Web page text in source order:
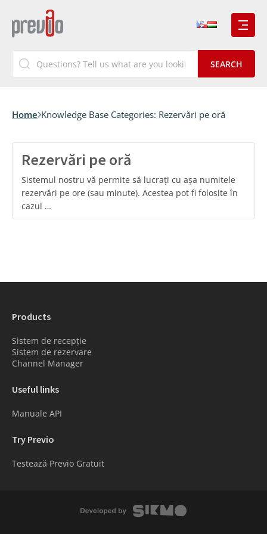
Home Knowledge Base Categories: Rezervări pe oră
Rezervări pe oră
Sistemul nostru vă permite să lucrați cu așa numitele
rezervări pe ore (sau minute). Acestea pot fi folosite în
cazul …
Products
Sistem de recepție
Sistem de rezervare
Channel Manager
Useful links
Manuale API
Try Previo
Testează Previo Gratuit